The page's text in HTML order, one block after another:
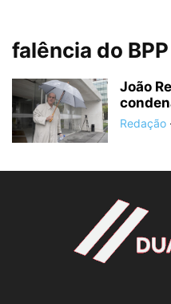
falência do BPP
João
Redação